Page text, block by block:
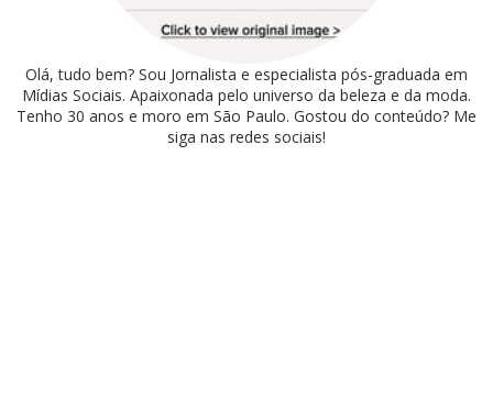
Olá, tudo bem? Sou Jornalista e especialista pós-graduada em
Mídias Sociais. Apaixonada pelo universo da beleza e da moda.
Tenho 30 anos e moro em São Paulo. Gostou do conteúdo? Me
siga nas redes sociais!